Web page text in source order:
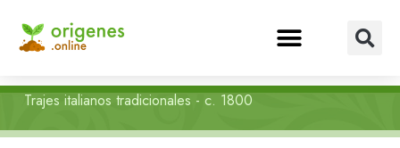
Trajes italianos tradicionales - c. 1800